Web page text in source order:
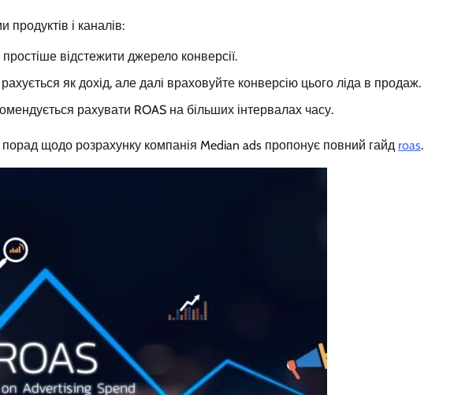
і каналів:
відстежити джерело конверсії.
як дохід, але далі враховуйте конверсію цього ліда в продаж.
рахувати ROAS на більших інтервалах часу.
щодо розрахунку компанія Median ads пропонує повний гайд roas.